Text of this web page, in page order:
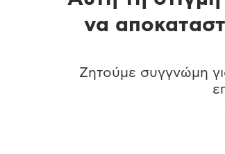
να
Ζητούμε συγγνώμη